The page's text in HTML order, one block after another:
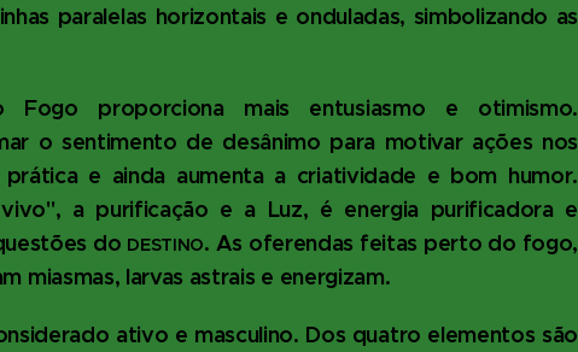
paralelas horizontais e onduladas, simbolizando as
proporciona mais entusiasmo e otimismo.
o sentimento de desânimo para motivar ações nos
e ainda aumenta a criatividade e bom humor.
a purificação e a Luz, é energia purificadora e
do DESTINO. As oferendas feitas perto do fogo,
miasmas, larvas astrais e energizam.
ativo e masculino. Dos quatro elementos são